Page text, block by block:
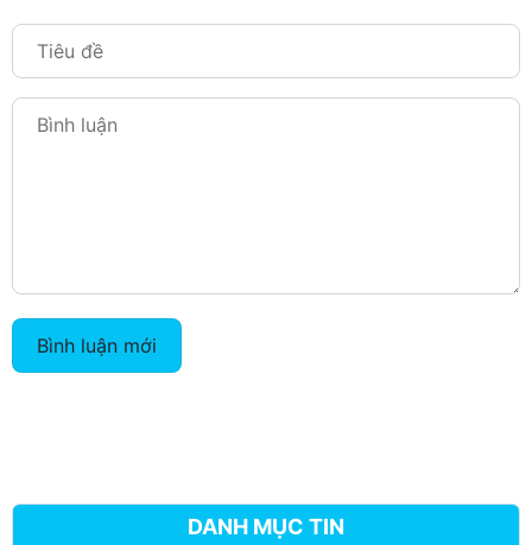
Bình luận mới
DANH MỤC TIN